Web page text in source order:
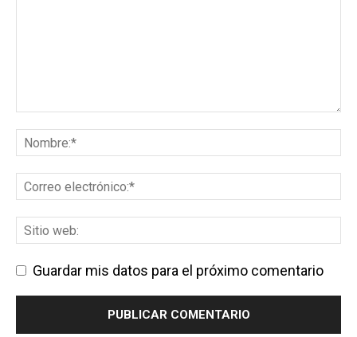
Guardar mis datos para el próximo comentario